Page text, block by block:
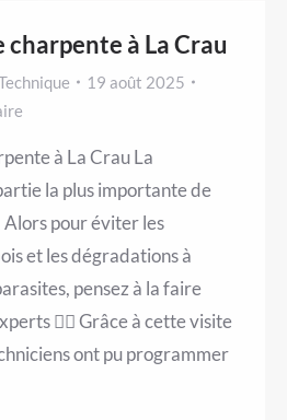
à La Crau
19 août 2025
à La Crau La
la plus importante de
pour éviter les
et les dégradations à
pensez à la faire
👷‍♂️ Grâce à cette visite
ont pu programmer